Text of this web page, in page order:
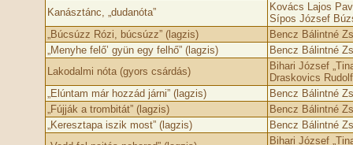
Kanásztánc, „dudanóta”
Kovács Lajos
Sípos József
„Búcsúzz Rózi, búcsúzz” (lagzis)
Bencz Bálintné
„Menyhe felő’ gyün egy felhő” (lagzis)
Bencz Bálintné
Lakodalmi nóta (gyors csárdás)
Bihari József
Draskovics Rudolf
„Elúntam már hozzád járni” (lagzis)
Bencz Bálintné
„Fújják a trombitát” (lagzis)
Bencz Bálintné
„Keresztapa iszik most” (lagzis)
Bencz Bálintné
Bihari József